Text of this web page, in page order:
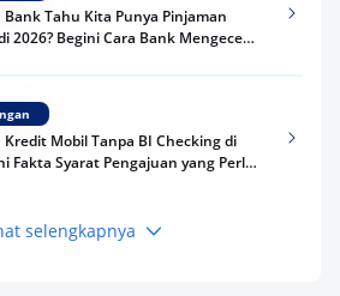
Bank Tahu Kita Punya Pinjaman
2026? Begini Cara Bank Mengecek
Kredit Mobil Tanpa BI Checking di
Fakta Syarat Pengajuan yang Perlu
selengkapnya